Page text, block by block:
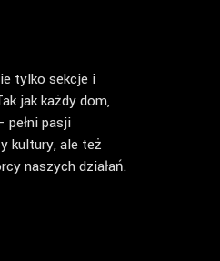
tylko sekcje i
jak każdy dom,
pasji
kultury, ale też
naszych działań.